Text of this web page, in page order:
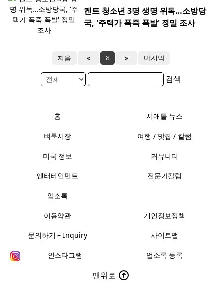
켄트 청소년 3명 생명 위독…소방당
국, '주택가 폭죽 폭발' 정밀 조사
처음 « 8 » 마지막
검색
홈 시애틀 뉴스
벼룩시장 여행 / 맛집 / 칼럼
미국 정보 커뮤니티
엔터테인먼트 전문가칼럼
업소록
이용약관 개인정보정책
문의하기 – Inquiry 사이트맵
인스타그램 업소록 등록
맨위로